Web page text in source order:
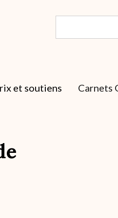
et soutiens Carnets